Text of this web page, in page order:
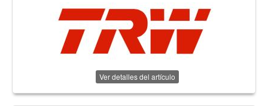
Ver detalles del artículo